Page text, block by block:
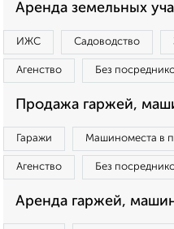
Аренда земельных
ИЖС Садоводство
Агенство Без
Продажа гаржей,
Гаражи Машиноместа в
Агенство Без
Аренда гаржей,